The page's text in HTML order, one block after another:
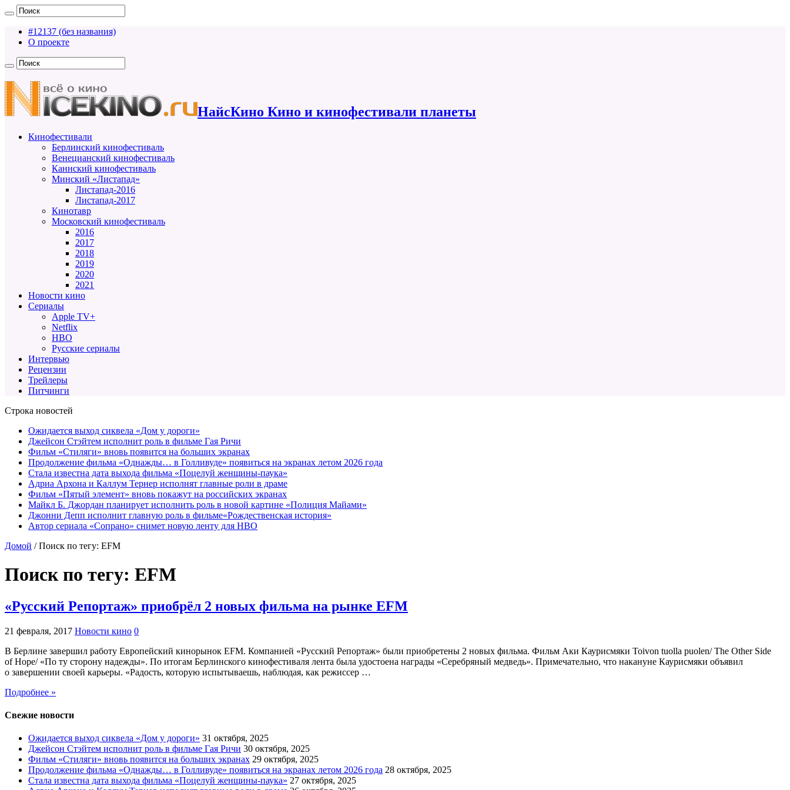
#12137 (без названия)
О проекте
НайсКино Кино и кинофестивали планеты
Кинофестивали
Берлинский кинофестиваль
Венецианский кинофестиваль
Каннский кинофестиваль
Минский «Листапад»
Листапад-2016
Листапад-2017
Кинотавр
Московский кинофестиваль
2016
2017
2018
2019
2020
2021
Новости кино
Сериалы
Apple TV+
Netflix
HBO
Русские сериалы
Интервью
Рецензии
Трейлеры
Питчинги
Строка новостей
Ожидается выход сиквела «Дом у дороги»
Джейсон Стэйтем исполнит роль в фильме Гая Ричи
Фильм «Стиляги» вновь появится на больших экранах
Продолжение фильма «Однажды… в Голливуде» появиться на экранах летом 2026 года
Стала известна дата выхода фильма «Поцелуй женщины-паука»
Адриа Архона и Каллум Тернер исполнят главные роли в драме
Фильм «Пятый элемент» вновь покажут на российских экранах
Майкл Б. Джордан планирует исполнить роль в новой картине «Полиция Майами»
Джонни Депп исполнит главную роль в фильме«Рождественская история»
Автор сериала «Сопрано» снимет новую ленту для HBO
Домой / Поиск по тегу: EFM
Поиск по тегу: EFM
«Русский Репортаж» приобрёл 2 новых фильма на рынке EFM
21 февраля, 2017 Новости кино 0
В Берлине завершил работу Европейский кинорынок EFM. Компанией «Русский Репортаж» были приобретены 2 новых фильма. Фильм Аки Каурисмяки Toivon tuolla puolen/ The Other Side
of Hope/ «По ту сторону надежды». По итогам Берлинского кинофестиваля лента была удостоена награды «Серебряный медведь». Примечательно, что накануне Каурисмяки объявил
о завершении своей карьеры. «Радость, которую испытываешь, наблюдая, как режиссер …
Подробнее »
Свежие новости
Ожидается выход сиквела «Дом у дороги» 31 октября, 2025
Джейсон Стэйтем исполнит роль в фильме Гая Ричи 30 октября, 2025
Фильм «Стиляги» вновь появится на больших экранах 29 октября, 2025
Продолжение фильма «Однажды… в Голливуде» появиться на экранах летом 2026 года 28 октября, 2025
Стала известна дата выхода фильма «Поцелуй женщины-паука» 27 октября, 2025